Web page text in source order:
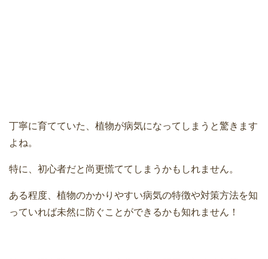
丁寧に育てていた、植物が病気になってしまうと驚きます
よね。
特に、初心者だと尚更慌ててしまうかもしれません。
ある程度、植物のかかりやすい病気の特徴や対策方法を知
っていれば未然に防ぐことができるかも知れません！